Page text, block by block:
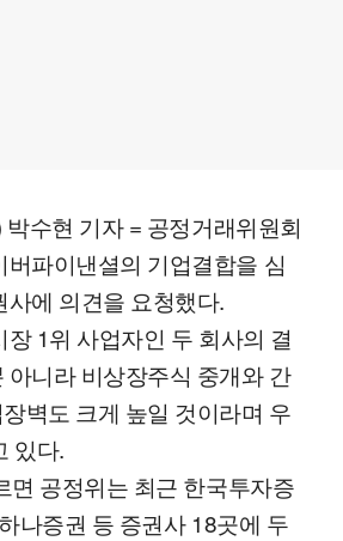
수현 기자 = 공정거래위원회
버파이낸셜의 기업결합을 심
에 의견을 요청했다.
1위 사업자인 두 회사의 결
아니라 비상장주식 중개와 간
벽도 크게 높일 것이라며 우
있다.
면 공정위는 최근 한국투자증
나증권 등 증권사 18곳에 두